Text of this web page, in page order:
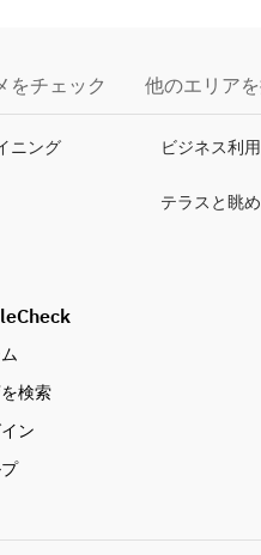
をチェック 他のエリア
ニング ビジネス利
テラスと眺
検索
ン